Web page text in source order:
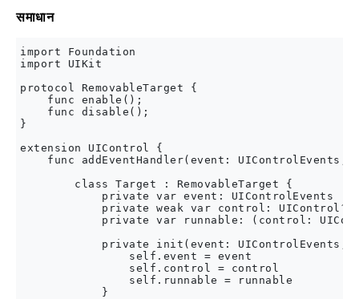
समाधान
import Foundation
import UIKit
protocol RemovableTarget {
    func enable();
    func disable();
}
extension UIControl {
func addEventHandler(event: UIControlEvents,
        class Target : RemovableTarget {
            private var event: UIControlEvents
            private weak var control: UIControl?
private var runnable: (control:
private init(event: UIControlEvents,
                self.event = event
                self.control = control
                self.runnable = runnable
            }